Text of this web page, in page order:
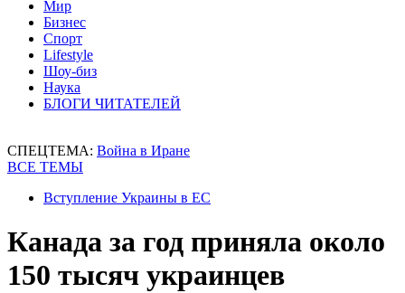
Мир
Бизнес
Спорт
Lifestyle
Шоу-биз
Наука
БЛОГИ ЧИТАТЕЛЕЙ
СПЕЦТЕМА: Война в Иране
ВСЕ ТЕМЫ
Вступление Украины в ЕС
Канада за год приняла около
150 тысяч украинцев